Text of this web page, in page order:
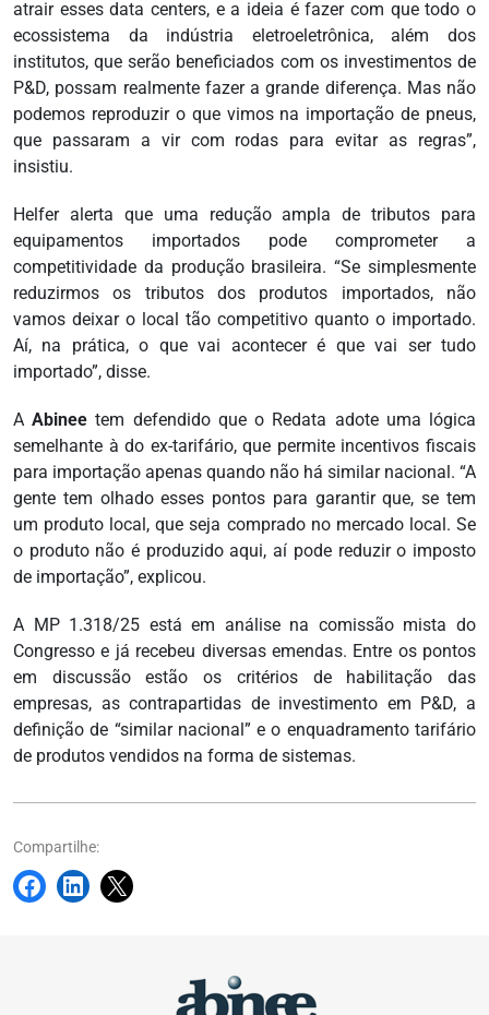
atrair esses data centers, e a ideia é fazer com que todo o
ecossistema da indústria eletroeletrônica, além dos
institutos, que serão beneficiados com os investimentos de
P&D, possam realmente fazer a grande diferença. Mas não
podemos reproduzir o que vimos na importação de pneus,
que passaram a vir com rodas para evitar as regras”,
insistiu.
Helfer alerta que uma redução ampla de tributos para
equipamentos importados pode comprometer a
competitividade da produção brasileira. “Se simplesmente
reduzirmos os tributos dos produtos importados, não
vamos deixar o local tão competitivo quanto o importado.
Aí, na prática, o que vai acontecer é que vai ser tudo
importado”, disse.
AAbinee tem defendido que o Redata adote uma lógica
semelhante à do ex-tarifário, que permite incentivos fiscais
para importação apenas quando não há similar nacional. “A
gente tem olhado esses pontos para garantir que, se tem
um produto local, que seja comprado no mercado local. Se
o produto não é produzido aqui, aí pode reduzir o imposto
de importação”, explicou.
A MP 1.318/25 está em análise na comissão mista do
Congresso e já recebeu diversas emendas. Entre os pontos
em discussão estão os critérios de habilitação das
empresas, as contrapartidas de investimento em P&D, a
definição de “similar nacional” e o enquadramento tarifário
de produtos vendidos na forma de sistemas.
Compartilhe: